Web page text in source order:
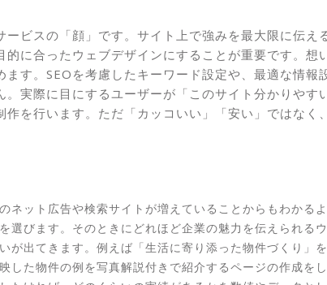
ビスの「顔」です。サイト上で強みを最大限に伝え
に合ったウェブデザインにすることが重要です。想
す。SEOを考慮したキーワード設定や、最適な情報
実際に目にするユーザーが「このサイト分かりやす
を行います。ただ「カッコいい」「安い」ではなく
ネット広告や検索サイトが増えていることからもわかる
選びます。そのときにどれほど企業の魅力を伝えられる
が出てきます。例えば「生活に寄り添った物件づくり」
した物件の例を写真解説付きで紹介するページの作成を